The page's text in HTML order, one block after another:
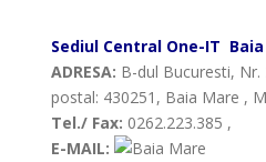
Sediul Central One-IT
ADRESA: B-dul Bucuresti,
postal: 430251, Baia Mare ,
Tel./ Fax: 0262.223.385 ,
E-MAIL: